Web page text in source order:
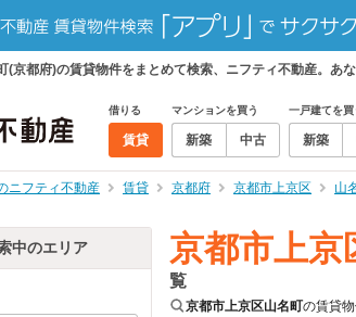
(京都府)の賃貸物件をまとめて検索、ニフティ不動産。あ
借りる
賃貸
マンションを買う
新築 中古
一戸建てを買
新築
ニフティ不動産 賃貸 京都府 京都市上京区 山
中のエリア 京都市上京
覧
京都市上京区山名町の賃貸